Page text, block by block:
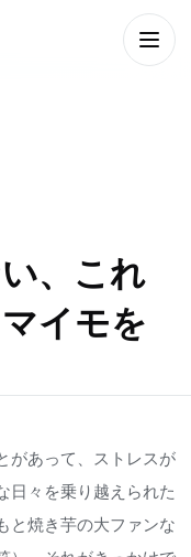
メニ
、これ
イモを
があって、ストレスが
日々を乗り越えられた
と焼き芋の大ファンな